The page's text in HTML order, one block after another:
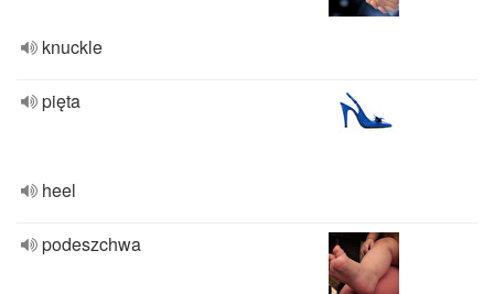
knuckle
pięta
heel
podeszchwa